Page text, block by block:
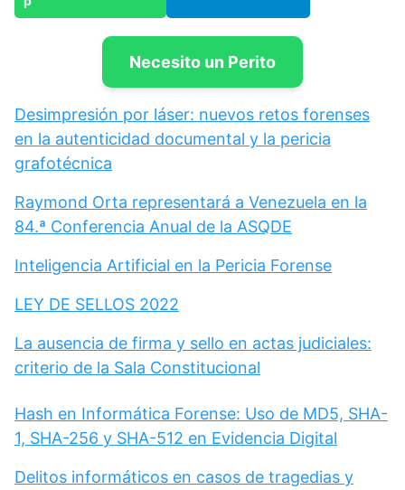
Necesito un Perito
Desimpresión por láser: nuevos retos forenses
en la autenticidad documental y la pericia
grafotécnica
Raymond Orta representará a Venezuela en la
84.ª Conferencia Anual de la ASQDE
Inteligencia Artificial en la Pericia Forense
LEY DE SELLOS 2022
La ausencia de firma y sello en actas judiciales:
criterio de la Sala Constitucional
Hash en Informática Forense: Uso de MD5, SHA-
1, SHA-256 y SHA-512 en Evidencia Digital
Delitos informáticos en casos de tragedias y